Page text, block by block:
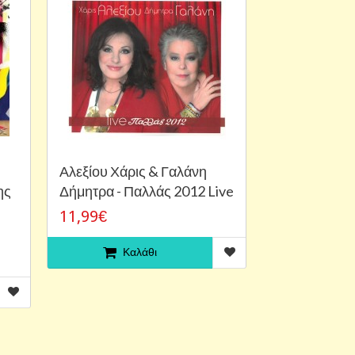
Αλεξίου Χάρις & Γαλάνη
Δήμητρα - Παλλάς 2012 Live
11,99€
Καλάθι